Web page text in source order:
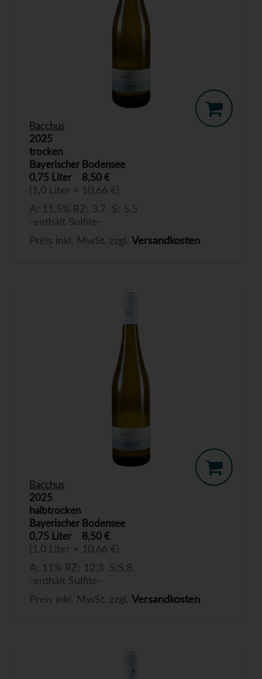
Bacchus
2025
trocken
Bayerischer Bodensee
0,75 Liter
8,50 €
(1,0 Liter = 10,66 €)
A: 11,5% RZ: 3,7 S: 5,5
-enthält Sulfite-
Preis inkl. MwSt. zzgl. Versandkosten
Bacchus
2025
halbtrocken
Bayerischer Bodensee
0,75 Liter
8,50 €
(1,0 Liter = 10,66 €)
A: 11% RZ: 12,3 S:5,8
-enthält Sulfite-
Preis inkl. MwSt. zzgl. Versandkosten